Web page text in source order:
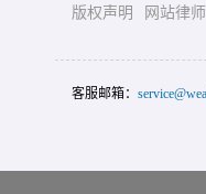
版权声明
网站律师
客服邮箱：